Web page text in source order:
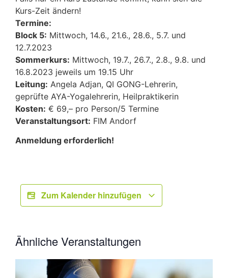
Kurs-Zeit ändern!
Termine:
Block 5: Mittwoch, 14.6., 21.6., 28.6., 5.7. und
12.7.2023
Sommerkurs: Mittwoch, 19.7., 26.7., 2.8., 9.8. und
16.8.2023 jeweils um 19.15 Uhr
Leitung: Angela Adjan, QI GONG-Lehrerin,
geprüfte AYA-Yogalehrerin, Heilpraktikerin
Kosten: € 69,– pro Person/5 Termine
Veranstaltungsort: FIM Andorf
Anmeldung erforderlich!
Zum Kalender hinzufügen
Ähnliche Veranstaltungen